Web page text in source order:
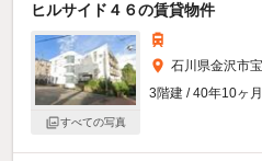
ヒルサイド４６の賃貸物件
すべての写真
石川県金沢市
3階建 / 40年10ヶ